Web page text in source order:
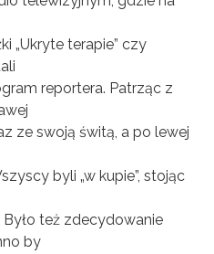
„Ukryte terapie” czy
reportera. Patrząc z
ze swoją świtą, a po lewej
byli „w kupie”, stojąc
też zdecydowanie
by